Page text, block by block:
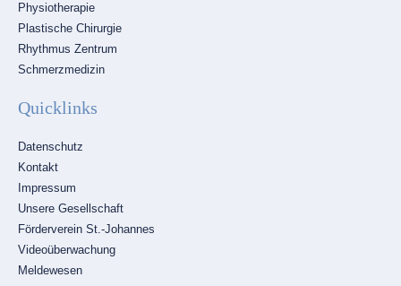
Physiotherapie
Plastische Chirurgie
Rhythmus Zentrum
Schmerzmedizin
Quicklinks
Navigation
überspringen
Datenschutz
Kontakt
Impressum
Unsere Gesellschaft
Förderverein St.-Johannes
Videoüberwachung
Meldewesen